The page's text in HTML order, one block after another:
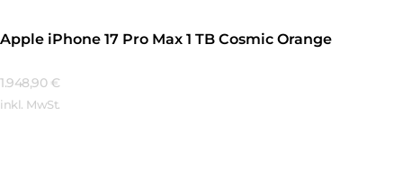
Apple iPhone 17 Pro Max 1 TB Cosmic Orange
1.948,90 €
inkl. MwSt.